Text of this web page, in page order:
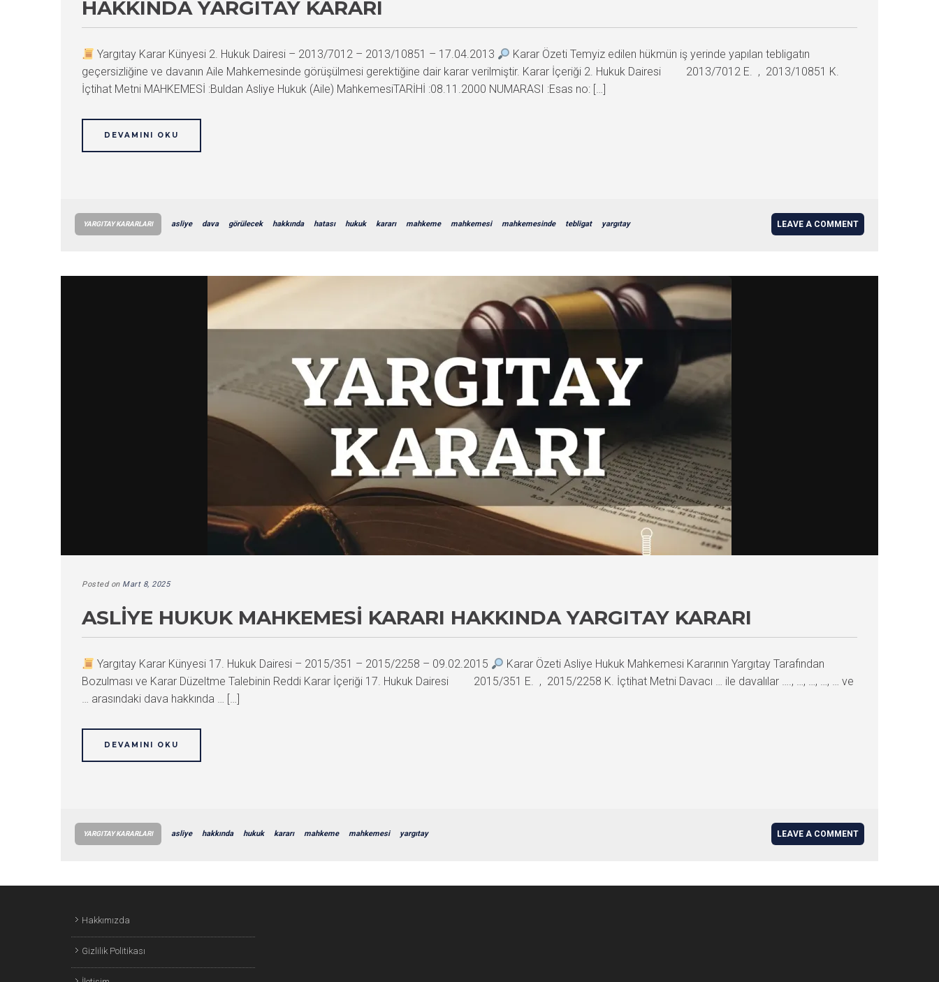
HAKKINDA YARGITAY KARARI
Yargıtay Karar Künyesi 2. Hukuk Dairesi – 2013/7012 – 2013/10851 – 17.04.2013
Karar Özeti Temyiz edilen hükmün iş yerinde yapılan tebligatın
geçersizliğine ve davanın Aile Mahkemesinde görüşülmesi gerektiğine dair karar verilmiştir. Karar İçeriği 2. Hukuk Dairesi 2013/7012 E. , 2013/10851 K.
İçtihat Metni MAHKEMESİ :Buldan Asliye Hukuk (Aile) MahkemesiTARİHİ :08.11.2000 NUMARASI :Esas no: […]
DEVAMINI OKU
YARGITAY KARARLARI asliye dava görülecek hakkında hatası hukuk kararı mahkeme mahkemesi mahkemesinde tebligat yargıtay LEAVE A COMMENT
Posted on Mart 8, 2025
ASLIYE HUKUK MAHKEMESI KARARI HAKKINDA YARGITAY KARARI
Yargıtay Karar Künyesi 17. Hukuk Dairesi – 2015/351 – 2015/2258 – 09.02.2015
Karar Özeti Asliye Hukuk Mahkemesi Kararının Yargıtay Tarafından
Bozulması ve Karar Düzeltme Talebinin Reddi Karar İçeriği 17. Hukuk Dairesi 2015/351 E. , 2015/2258 K. İçtihat Metni Davacı … ile davalılar …., …, …, …, … ve
… arasındaki dava hakkında … […]
DEVAMINI OKU
YARGITAY KARARLARI asliye hakkında hukuk kararı mahkeme mahkemesi yargıtay LEAVE A COMMENT
Hakkımızda
Gizlilik Politikası